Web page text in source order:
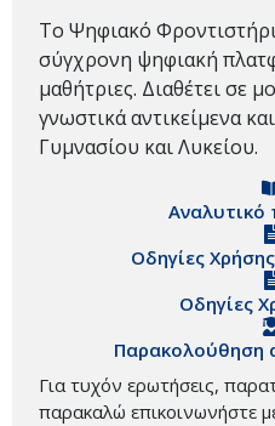
Το Ψηφιακό
σύγχρονη ψηφιακή
μαθήτριες. Διαθέτει σε
γνωστικά αντικείμενα
Γυμνασίου και Λυκείου.
Αναλυτικό
Οδηγίες
Οδηγίες
Παρακολούθηση
Για τυχόν ερωτήσεις,
παρακαλώ επικοινωνήστε